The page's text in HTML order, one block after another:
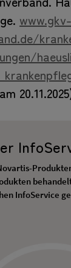
www.gkv-
InfoService